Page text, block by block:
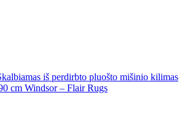
iš perdirbto pluošto mišinio kilimas
cm Windsor – Flair Rugs